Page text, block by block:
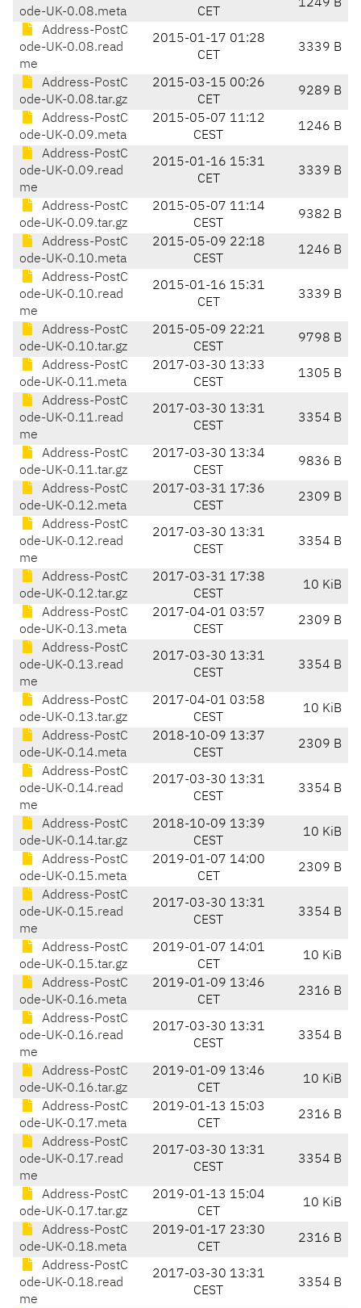
ode-UK-0.08.meta
CET
1249 B
Address-PostC
ode-UK-0.08.read
me
2015-01-17 01:28
CET
3339 B
Address-PostC
ode-UK-0.08.tar.gz
2015-03-15 00:26
CET
9289 B
Address-PostC
ode-UK-0.09.meta
2015-05-07 11:12
CEST
1246 B
Address-PostC
ode-UK-0.09.read
me
2015-01-16 15:31
CET
3339 B
Address-PostC
ode-UK-0.09.tar.gz
2015-05-07 11:14
CEST
9382 B
Address-PostC
ode-UK-0.10.meta
2015-05-09 22:18
CEST
1246 B
Address-PostC
ode-UK-0.10.read
me
2015-01-16 15:31
CET
3339 B
Address-PostC
ode-UK-0.10.tar.gz
2015-05-09 22:21
CEST
9798 B
Address-PostC
ode-UK-0.11.meta
2017-03-30 13:33
CEST
1305 B
Address-PostC
ode-UK-0.11.read
me
2017-03-30 13:31
CEST
3354 B
Address-PostC
ode-UK-0.11.tar.gz
2017-03-30 13:34
CEST
9836 B
Address-PostC
ode-UK-0.12.meta
2017-03-31 17:36
CEST
2309 B
Address-PostC
ode-UK-0.12.read
me
2017-03-30 13:31
CEST
3354 B
Address-PostC
ode-UK-0.12.tar.gz
2017-03-31 17:38
CEST
10 KiB
Address-PostC
ode-UK-0.13.meta
2017-04-01 03:57
CEST
2309 B
Address-PostC
ode-UK-0.13.read
me
2017-03-30 13:31
CEST
3354 B
Address-PostC
ode-UK-0.13.tar.gz
2017-04-01 03:58
CEST
10 KiB
Address-PostC
ode-UK-0.14.meta
2018-10-09 13:37
CEST
2309 B
Address-PostC
ode-UK-0.14.read
me
2017-03-30 13:31
CEST
3354 B
Address-PostC
ode-UK-0.14.tar.gz
2018-10-09 13:39
CEST
10 KiB
Address-PostC
ode-UK-0.15.meta
2019-01-07 14:00
CET
2309 B
Address-PostC
ode-UK-0.15.read
me
2017-03-30 13:31
CEST
3354 B
Address-PostC
ode-UK-0.15.tar.gz
2019-01-07 14:01
CET
10 KiB
Address-PostC
ode-UK-0.16.meta
2019-01-09 13:46
CET
2316 B
Address-PostC
ode-UK-0.16.read
me
2017-03-30 13:31
CEST
3354 B
Address-PostC
ode-UK-0.16.tar.gz
2019-01-09 13:46
CET
10 KiB
Address-PostC
ode-UK-0.17.meta
2019-01-13 15:03
CET
2316 B
Address-PostC
ode-UK-0.17.read
me
2017-03-30 13:31
CEST
3354 B
Address-PostC
ode-UK-0.17.tar.gz
2019-01-13 15:04
CET
10 KiB
Address-PostC
ode-UK-0.18.meta
2019-01-17 23:30
CET
2316 B
Address-PostC
ode-UK-0.18.read
me
2017-03-30 13:31
CEST
3354 B